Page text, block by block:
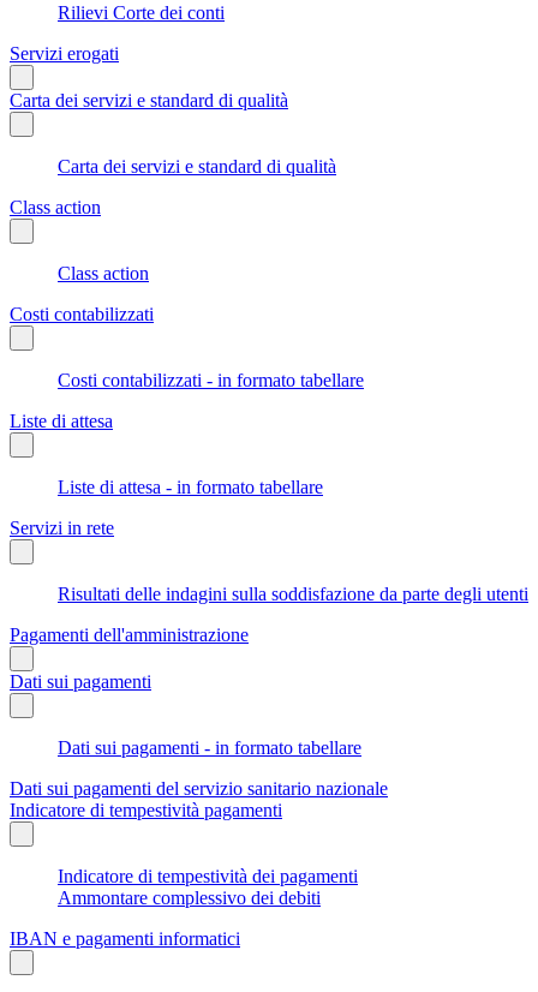
Rilievi Corte dei conti
Servizi erogati
Carta dei servizi e standard di qualità
Carta dei servizi e standard di qualità
Class action
Class action
Costi contabilizzati
Costi contabilizzati - in formato tabellare
Liste di attesa
Liste di attesa - in formato tabellare
Servizi in rete
Risultati delle indagini sulla soddisfazione da parte degli utenti
Pagamenti dell'amministrazione
Dati sui pagamenti
Dati sui pagamenti - in formato tabellare
Dati sui pagamenti del servizio sanitario nazionale
Indicatore di tempestività pagamenti
Indicatore di tempestività dei pagamenti
Ammontare complessivo dei debiti
IBAN e pagamenti informatici